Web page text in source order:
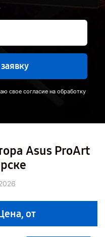
свое согласие на обработку
Asus ProArt
от